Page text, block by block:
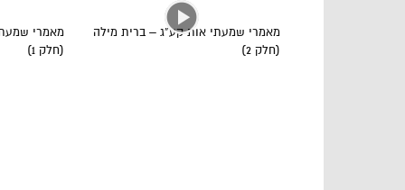
מאמרי
(חלק 1)
מאמרי שמעתי אות קע”ג – ברית מילה
(חלק 2)